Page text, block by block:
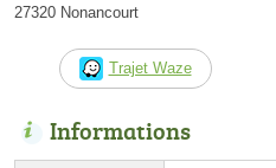
27320 Nonancourt
Trajet Waze
Informations